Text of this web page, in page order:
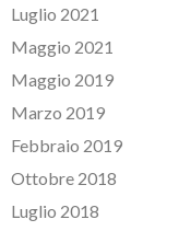
Luglio 2021
Maggio 2021
Maggio 2019
Marzo 2019
Febbraio 2019
Ottobre 2018
Luglio 2018